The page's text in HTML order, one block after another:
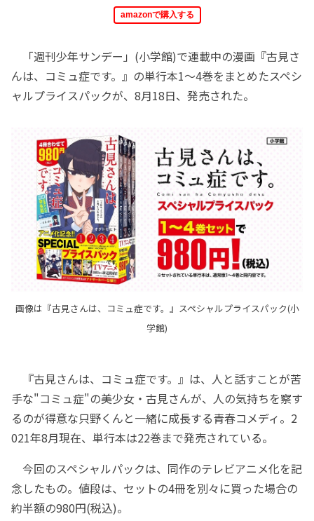
amazonで購入する
「週刊少年サンデー」(小学館)で連載中の漫画『古見さ
んは、コミュ症です。』の単行本1～4巻をまとめたスペシ
ャルプライスパックが、8月18日、発売された。
画像は『古見さんは、コミュ症です。』スペシャルプライスパック(小
学館)
『古見さんは、コミュ症です。』は、人と話すことが苦
手な"コミュ症"の美少女・古見さんが、人の気持ちを察す
るのが得意な只野くんと一緒に成長する青春コメディ。2
021年8月現在、単行本は22巻まで発売されている。
今回のスペシャルパックは、同作のテレビアニメ化を記
念したもの。値段は、セットの4冊を別々に買った場合の
約半額の980円(税込)。